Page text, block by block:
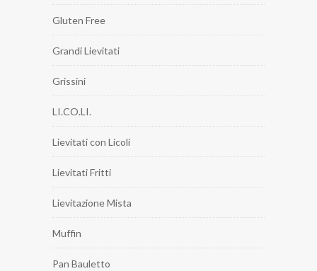
Gluten Free
Grandi Lievitati
Grissini
LI.CO.LI.
Lievitati con Licoli
Lievitati Fritti
Lievitazione Mista
Muffin
Pan Bauletto